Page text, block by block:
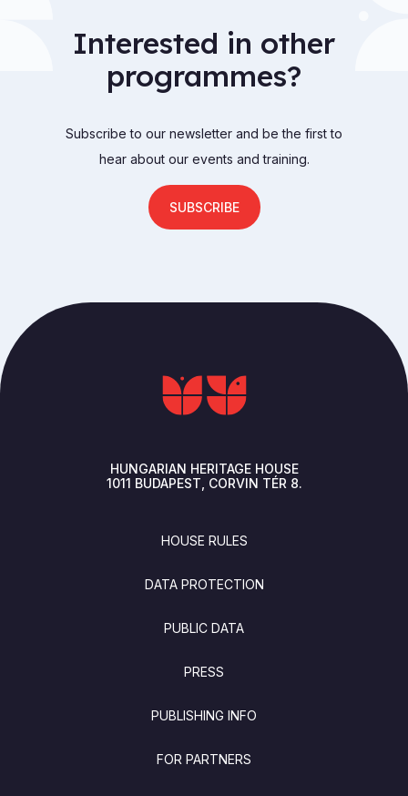
Interested in other
programmes?
Subscribe to our newsletter and be the first to
hear about our events and training.
SUBSCRIBE
HUNGARIAN HERITAGE HOUSE
1011 BUDAPEST CORVIN TÉR 8.
HOUSE RULES
DATA PROTECTION
PUBLIC DATA
PRESS
PUBLISHING INFO
FOR PARTNERS